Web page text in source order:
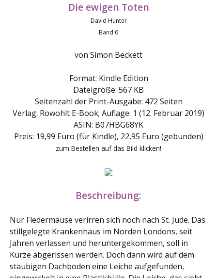
Die ewigen Toten
David Hunter
Band 6
von Simon Beckett
Format: Kindle Edition
Dateigröße: 567 KB
Seitenzahl der Print-Ausgabe: 472 Seiten
Verlag: Rowohlt E-Book; Auflage: 1 (12. Februar 2019)
ASIN: B07HBG68YK
Preis: 19,99 Euro (für Kindle), 22,95 Euro (gebunden)
zum Bestellen auf das Bild klicken!
Beschreibung:
Nur Fledermäuse verirren sich noch nach St. Jude. Das
stillgelegte Krankenhaus im Norden Londons, seit
Jahren verlassen und heruntergekommen, soll in
Kürze abgerissen werden. Doch dann wird auf dem
staubigen Dachboden eine Leiche aufgefunden,